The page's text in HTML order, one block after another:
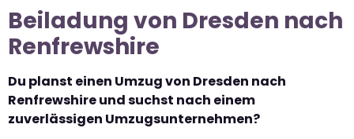
Beiladung von Dresden nach
Renfrewshire
Du planst einen Umzug von Dresden nach
Renfrewshire und suchst nach einem
zuverlässigen Umzugsunternehmen?